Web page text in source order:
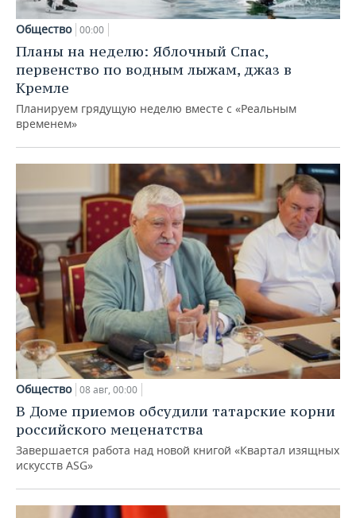
Общество 00:00
Планы на неделю: Яблочный Спас,
первенство по водным лыжам, джаз в
Кремле
Планируем грядущую неделю вместе с «Реальным
временем»
Общество 08 авг, 00:00
В Доме приемов обсудили татарские корни
российского меценатства
Завершается работа над новой книгой «Квартал изящных
искусств ASG»